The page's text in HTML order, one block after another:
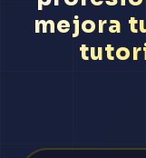
mejora